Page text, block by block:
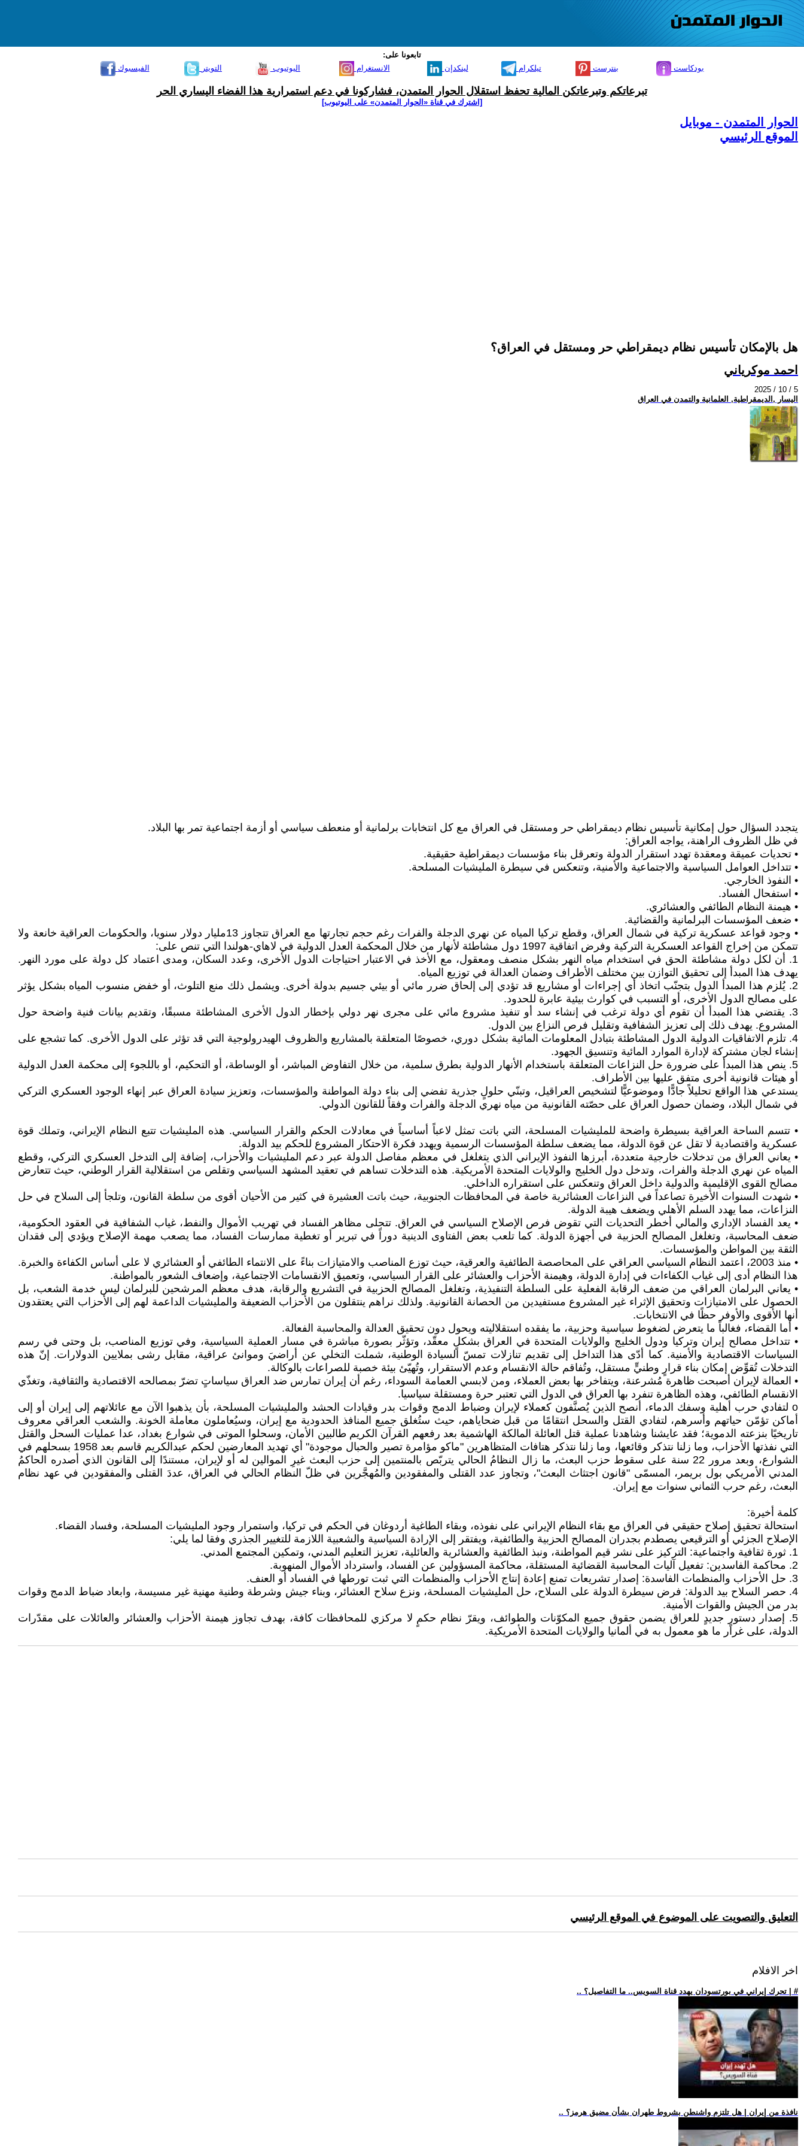
تابعونا على:
الفيسبوك
التويتر اليوتيوب الانستغرام لينكدإن تيلكرام بنترست بودكاست
تبرعاتكم وتبرعاتكن المالية تحفظ استقلال الحوار المتمدن، فشاركونا في دعم استمرارية هذا الفضاء اليساري الحر
[اشترك في قناة ‫«الحوار المتمدن» على اليوتيوب]
الحوار المتمدن - موبايل
الموقع الرئيسي
هل بالإمكان تأسيس نظام ديمقراطي حر ومستقل في العراق؟
احمد موكرياني
2025 / 10 / 5
اليسار ,الديمقراطية, العلمانية والتمدن في العراق
يتجدد السؤال حول إمكانية تأسيس نظام ديمقراطي حر ومستقل في العراق مع كل انتخابات برلمانية أو منعطف سياسي أو أزمة اجتماعية تمر بها البلاد.
في ظل الظروف الراهنة، يواجه العراق:
• تحديات عميقة ومعقدة تهدد استقرار الدولة وتعرقل بناء مؤسسات ديمقراطية حقيقية.
• تتداخل العوامل السياسية والاجتماعية والأمنية، وتنعكس في سيطرة المليشيات المسلحة.
• النفوذ الخارجي.
• استفحال الفساد.
• هيمنة النظام الطائفي والعشائري.
• ضعف المؤسسات البرلمانية والقضائية.
• وجود قواعد عسكرية تركية في شمال العراق، وقطع تركيا المياه عن نهري الدجلة والفرات رغم حجم تجارتها مع العراق تتجاوز 13مليار دولار سنويا، والحكومات العراقية خانعة ولا
تتمكن من إخراج القواعد العسكرية التركية وفرض اتفاقية 1997 دول مشاطئة لأنهار من خلال المحكمة العدل الدولية في لاهاي-هولندا التي تنص على:
1. أن لكل دولة مشاطئة الحق في استخدام مياه النهر بشكل منصف ومعقول، مع الأخذ في الاعتبار احتياجات الدول الأخرى، وعدد السكان، ومدى اعتماد كل دولة على مورد النهر.
يهدف هذا المبدأ إلى تحقيق التوازن بين مختلف الأطراف وضمان العدالة في توزيع المياه.
2. يُلزم هذا المبدأ الدول بتجنّب اتخاذ أي إجراءات أو مشاريع قد تؤدي إلى إلحاق ضرر مائي أو بيئي جسيم بدولة أخرى. ويشمل ذلك منع التلوث، أو خفض منسوب المياه بشكل يؤثر
على مصالح الدول الأخرى، أو التسبب في كوارث بيئية عابرة للحدود.
3. يقتضي هذا المبدأ أن تقوم أي دولة ترغب في إنشاء سد أو تنفيذ مشروع مائي على مجرى نهر دولي بإخطار الدول الأخرى المشاطئة مسبقًا، وتقديم بيانات فنية واضحة حول
المشروع. يهدف ذلك إلى تعزيز الشفافية وتقليل فرص النزاع بين الدول.
4. تلزم الاتفاقيات الدولية الدول المشاطئة بتبادل المعلومات المائية بشكل دوري، خصوصًا المتعلقة بالمشاريع والظروف الهيدرولوجية التي قد تؤثر على الدول الأخرى. كما تشجع على
إنشاء لجان مشتركة لإدارة الموارد المائية وتنسيق الجهود.
5. ينص هذا المبدأ على ضرورة حل النزاعات المتعلقة باستخدام الأنهار الدولية بطرق سلمية، من خلال التفاوض المباشر، أو الوساطة، أو التحكيم، أو باللجوء إلى محكمة العدل الدولية
أو هيئات قانونية أخرى متفق عليها بين الأطراف.
يستدعي هذا الواقع تحليلاً جادًّا وموضوعيًّا لتشخيص العراقيل، وتبنّي حلولٍ جذرية تفضي إلى بناء دولة المواطنة والمؤسسات، وتعزيز سيادة العراق عبر إنهاء الوجود العسكري التركي
في شمال البلاد، وضمان حصول العراق على حصّته القانونية من مياه نهري الدجلة والفرات وفقاً للقانون الدولي.
• تتسم الساحة العراقية بسيطرة واضحة للمليشيات المسلحة، التي باتت تمثل لاعباً أساسياً في معادلات الحكم والقرار السياسي. هذه المليشيات تتبع النظام الإيراني، وتملك قوة
عسكرية واقتصادية لا تقل عن قوة الدولة، مما يضعف سلطة المؤسسات الرسمية ويهدد فكرة الاحتكار المشروع للحكم بيد الدولة.
• يعاني العراق من تدخلات خارجية متعددة، أبرزها النفوذ الإيراني الذي يتغلغل في معظم مفاصل الدولة عبر دعم المليشيات والأحزاب، إضافة إلى التدخل العسكري التركي، وقطع
المياه عن نهري الدجلة والفرات، وتدخل دول الخليج والولايات المتحدة الأمريكية. هذه التدخلات تساهم في تعقيد المشهد السياسي وتقلص من استقلالية القرار الوطني، حيث تتعارض
مصالح القوى الإقليمية والدولية داخل العراق وتنعكس على استقراره الداخلي.
• شهدت السنوات الأخيرة تصاعداً في النزاعات العشائرية خاصة في المحافظات الجنوبية، حيث باتت العشيرة في كثير من الأحيان أقوى من سلطة القانون، وتلجأ إلى السلاح في حل
النزاعات، مما يهدد السلم الأهلي ويضعف هيبة الدولة.
• يعد الفساد الإداري والمالي أخطر التحديات التي تقوض فرص الإصلاح السياسي في العراق. تتجلى مظاهر الفساد في تهريب الأموال والنفط، غياب الشفافية في العقود الحكومية،
ضعف المحاسبة، وتغلغل المصالح الحزبية في أجهزة الدولة. كما تلعب بعض الفتاوى الدينية دوراً في تبرير أو تغطية ممارسات الفساد، مما يصعب مهمة الإصلاح ويؤدي إلى فقدان
الثقة بين المواطن والمؤسسات.
• منذ 2003، اعتمد النظام السياسي العراقي على المحاصصة الطائفية والعرقية، حيث توزع المناصب والامتيازات بناءً على الانتماء الطائفي أو العشائري لا على أساس الكفاءة والخبرة.
هذا النظام أدى إلى غياب الكفاءات في إدارة الدولة، وهيمنة الأحزاب والعشائر على القرار السياسي، وتعميق الانقسامات الاجتماعية، وإضعاف الشعور بالمواطنة.
• يعاني البرلمان العراقي من ضعف الرقابة الفعلية على السلطة التنفيذية، وتغلغل المصالح الحزبية في التشريع والرقابة، هدف معظم المرشحين للبرلمان ليس خدمة الشعب، بل
الحصول على الامتيازات وتحقيق الإثراء غير المشروع مستفيدين من الحصانة القانونية. ولذلك نراهم ينتقلون من الأحزاب الضعيفة والمليشيات الداعمة لهم إلى الأحزاب التي يعتقدون
أنها الأقوى والأوفر حظًا في الانتخابات.
• أما القضاء، فغالباً ما يتعرض لضغوط سياسية وحزبية، ما يفقده استقلاليته ويحول دون تحقيق العدالة والمحاسبة الفعالة.
• تتداخل مصالح إيران وتركيا ودول الخليج والولايات المتحدة في العراق بشكلٍ معقّد، وتؤثّر بصورة مباشرة في مسار العملية السياسية، وفي توزيع المناصب، بل وحتى في رسم
السياسات الاقتصادية والأمنية. كما أدّى هذا التداخل إلى تقديم تنازلات تمسّ السيادة الوطنية، شملت التخلي عن أراضيَ وموانئ عراقية، مقابل رشى بملايين الدولارات. إنّ هذه
التدخلات تُقوِّض إمكان بناء قرارٍ وطنيٍّ مستقل، وتُفاقم حالة الانقسام وعدم الاستقرار، وتُهيّئ بيئة خصبة للصراعات بالوكالة.
• العمالة لإيران أصبحت ظاهرة مُشرعنة، ويتفاخر بها بعض العملاء، ومن لابسي العمامة السوداء، رغم أن إيران تمارس ضد العراق سياساتٍ تضرّ بمصالحه الاقتصادية والثقافية، وتغذّي
الانقسام الطائفي، وهذه الظاهرة تنفرد بها العراق في الدول التي تعتبر حرة ومستقلة سياسيا.
o لتفادي حرب أهلية وسفك الدماء، أنصح الذين يُصنَّفون كعملاء لإيران وضباط الدمج وقوات بدر وقيادات الحشد والمليشيات المسلحة، بأن يذهبوا الآن مع عائلاتهم إلى إيران أو إلى
أماكن تؤمّن حياتهم وأسرهم، لتفادي القتل والسحل انتقامًا من قبل ضحاياهم، حيث ستُغلق جميع المنافذ الحدودية مع إيران، وسيُعاملون معاملة الخونة. والشعب العراقي معروف
تاريخيًا بنزعته الدموية؛ فقد عايشنا وشاهدنا عملية قتل العائلة المالكة الهاشمية بعد رفعهم القرآن الكريم طالبين الأمان، وسحلوا الموتى في شوارع بغداد، عدا عمليات السحل والقتل
التي نفذتها الأحزاب، وما زلنا نتذكر وقائعها، وما زلنا نتذكر هتافات المتظاهرين "ماكو مؤامرة تصير والحبال موجودة" أي تهديد المعارضين لحكم عبدالكريم قاسم بعد 1958 بسحلهم في
الشوارع، وبعد مرور 22 سنة على سقوط حزب البعث، ما زال النظامُ الحالي يتربّص بالمنتمين إلى حزب البعث غيرِ الموالين له أو لإيران، مستندًا إلى القانون الذي أصدره الحاكمُ
المدني الأمريكي بول بريمر، المسمّى "قانون اجتثاث البعث"، وتجاوز عدد القتلى والمفقودين والمُهجَّرين في ظلّ النظام الحالي في العراق، عددَ القتلى والمفقودين في عهد نظام
البعث، رغم حرب الثماني سنوات مع إيران.
كلمة أخيرة:
استحالة تحقيق إصلاح حقيقي في العراق مع بقاء النظام الإيراني على نفوذه، وبقاء الطاغية أردوغان في الحكم في تركيا، واستمرار وجود المليشيات المسلحة، وفساد القضاء.
الإصلاح الجزئي أو الترقيعي يصطدم بجدران المصالح الحزبية والطائفية، ويفتقر إلى الإرادة السياسية والشعبية اللازمة للتغيير الجذري وفقا لما يلي:
1. ثورة ثقافية واجتماعية: التركيز على نشر قيم المواطنة، ونبذ الطائفية والعشائرية والعائلية، تعزيز التعليم المدني، وتمكين المجتمع المدني.
2. محاكمة الفاسدين: تفعيل آليات المحاسبة القضائية المستقلة، محاكمة المسؤولين عن الفساد، واسترداد الأموال المنهوبة.
3. حل الأحزاب والمنظمات الفاسدة: إصدار تشريعات تمنع إعادة إنتاج الأحزاب والمنظمات التي ثبت تورطها في الفساد أو العنف.
4. حصر السلاح بيد الدولة: فرض سيطرة الدولة على السلاح، حل المليشيات المسلحة، ونزع سلاح العشائر، وبناء جيش وشرطة وطنية مهنية غير مسيسة، وابعاد ضباط الدمج وقوات
بدر من الجيش والقوات الأمنية.
5. إصدار دستورٍ جديدٍ للعراق يضمن حقوق جميع المكوّنات والطوائف، ويقرّ نظام حكمٍ لا مركزي للمحافظات كافة، بهدف تجاوز هيمنة الأحزاب والعشائر والعائلات على مقدّرات
الدولة، على غرار ما هو معمول به في ألمانيا والولايات المتحدة الأمريكية.
التعليق والتصويت على الموضوع في الموقع الرئيسي
اخر الافلام
.. تحرك إيراني في بورتسودان يهدد قناة السويس.. ما التفاصيل؟ | #
.. نافذة من إيران | هل تلتزم واشنطن بشروط طهران بشأن مضيق هرمز؟